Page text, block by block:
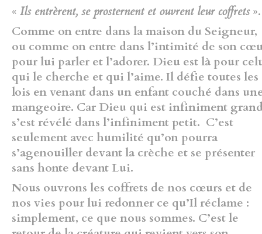
« Ils entrèrent, se prosternent et ouvrent leur coffrets».
Comme on entre dans la maison du Seigneur,
ou comme on entre dans l’intimité de son
pour lui parler et l’adorer. Dieu est là pour
qui le cherche et qui l’aime. Il défie toutes les
lois en venant dans un enfant couché dans
mangeoire. Car Dieu qui est infiniment
s’est révélé dans l’infiniment petit. C’est
seulement avec humilité qu’on pourra
s’agenouiller devant la crèche et se présenter
sans honte devant Lui.
Nous ouvrons les coffrets de nos cœurs et de
nos vies pour lui redonner ce qu’Il réclame :
simplement, ce que nous sommes. C’est le